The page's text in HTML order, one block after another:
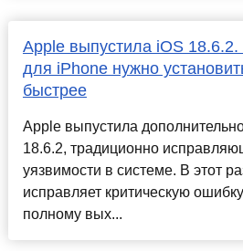
Apple выпустила iОS
для iPhone нужно
быстрее
Apple выпустила
18.6.2, традиционно
уязвимости в системе. В этот
исправляет критическую
полному вых...